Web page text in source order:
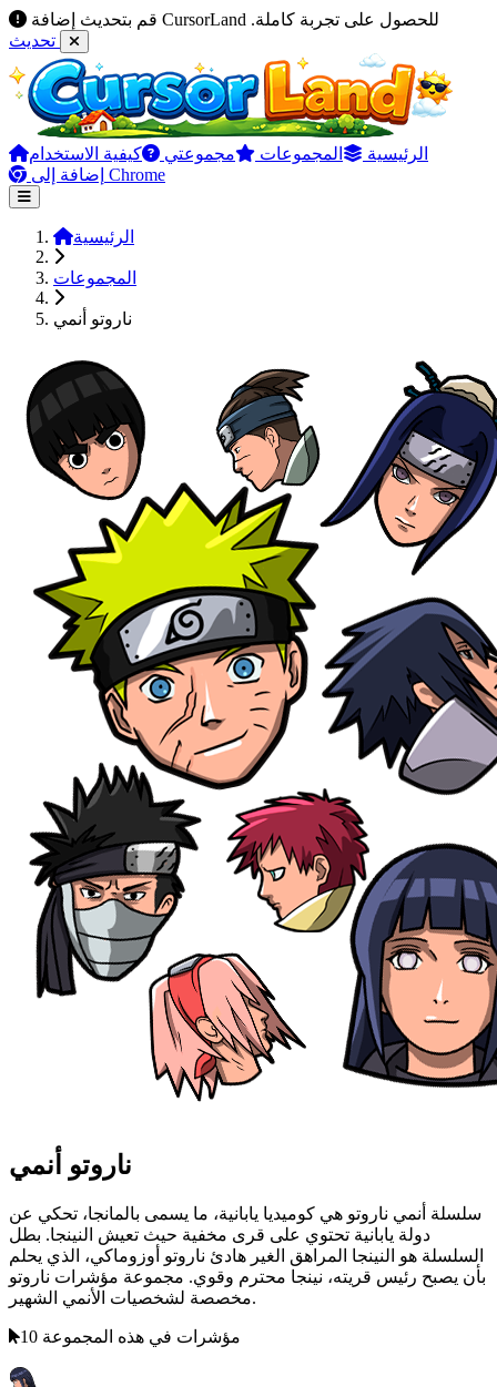
قم بتحديث إضافة CursorLand للحصول على تجربة كاملة.
الرئيسية المجموعات مجموعتي
كيفية الاستخدام
إضافة إلى Chrome
الرئيسية
المجموعات
ناروتو أنمي
ناروتو أنمي
سلسلة أنمي ناروتو هي كوميديا يابانية، ما يسمى بالمانجا، تحكي عن
دولة يابانية تحتوي على قرى مخفية حيث تعيش النينجا. بطل
السلسلة هو النينجا المراهق الغير هادئ ناروتو أوزوماكي، الذي يحلم
بأن يصبح رئيس قريته، نينجا محترم وقوي. مجموعة مؤشرات ناروتو
مخصصة لشخصيات الأنمي الشهير.
10 مؤشرات في هذه المجموعة